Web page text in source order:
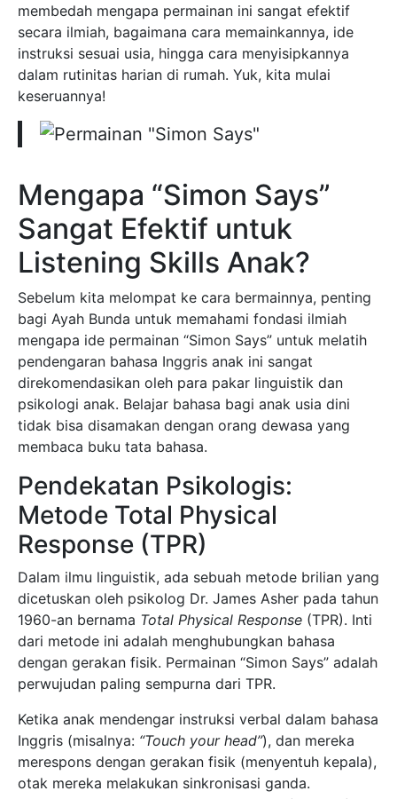
membedah mengapa permainan ini sangat efektif
secara ilmiah, bagaimana cara memainkannya, ide
instruksi sesuai usia, hingga cara menyisipkannya
dalam rutinitas harian di rumah. Yuk, kita mulai
keseruannya!
Mengapa “Simon Says”
Sangat Efektif untuk
Listening Skills Anak?
Sebelum kita melompat ke cara bermainnya, penting
bagi Ayah Bunda untuk memahami fondasi ilmiah
mengapa ide permainan “Simon Says” untuk melatih
pendengaran bahasa Inggris anak ini sangat
direkomendasikan oleh para pakar linguistik dan
psikologi anak. Belajar bahasa bagi anak usia dini
tidak bisa disamakan dengan orang dewasa yang
membaca buku tata bahasa.
Pendekatan Psikologis:
Metode Total Physical
Response (TPR)
Dalam ilmu linguistik, ada sebuah metode brilian yang
dicetuskan oleh psikolog Dr. James Asher pada tahun
1960-an bernama Total Physical Response (TPR). Inti
dari metode ini adalah menghubungkan bahasa
dengan gerakan fisik. Permainan “Simon Says” adalah
perwujudan paling sempurna dari TPR.
Ketika anak mendengar instruksi verbal dalam bahasa
Inggris (misalnya: “Touch your head”), dan mereka
merespons dengan gerakan fisik (menyentuh kepala),
otak mereka melakukan sinkronisasi ganda.